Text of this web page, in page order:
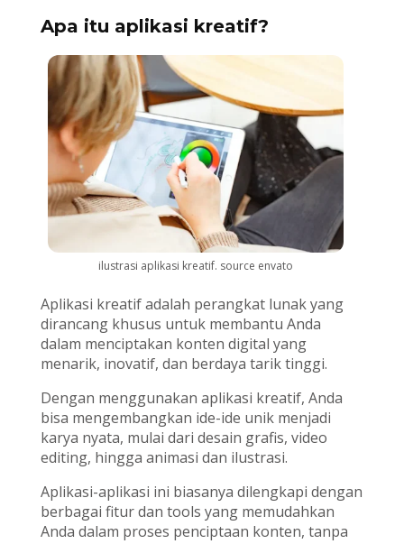
Apa itu aplikasi kreatif?
ilustrasi aplikasi kreatif. source envato
Aplikasi kreatif adalah perangkat lunak yang
dirancang khusus untuk membantu Anda
dalam menciptakan konten digital yang
menarik, inovatif, dan berdaya tarik tinggi.
Dengan menggunakan aplikasi kreatif, Anda
bisa mengembangkan ide-ide unik menjadi
karya nyata, mulai dari desain grafis, video
editing, hingga animasi dan ilustrasi.
Aplikasi-aplikasi ini biasanya dilengkapi dengan
berbagai fitur dan tools yang memudahkan
Anda dalam proses penciptaan konten, tanpa